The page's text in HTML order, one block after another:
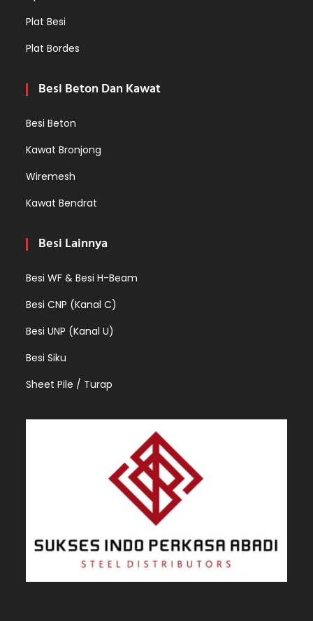
Plat Besi
Plat Bordes
Besi Beton Dan Kawat
Besi Beton
Kawat Bronjong
Wiremesh
Kawat Bendrat
Besi Lainnya
Besi WF & Besi H-Beam
Besi CNP (Kanal C)
Besi UNP (Kanal U)
Besi Siku
Sheet Pile / Turap